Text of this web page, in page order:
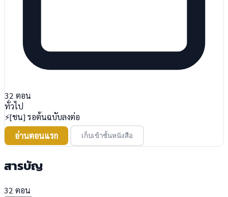
32 ตอน
ทั่วไป
⚡[ชน] รอต้นฉบับลงต่อ
อ่านตอนแรก
เก็บเข้าชั้นหนังสือ
สารบัญ
32 ตอน